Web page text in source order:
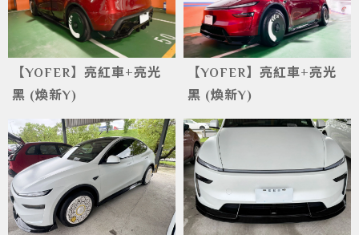
【YOFER】亮紅車+亮光
黑 (煥新Y)
【YOFER】亮紅車+亮光
黑 (煥新Y)